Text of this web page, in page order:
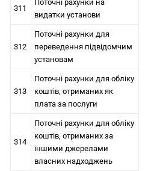
311
Поточні рахунки на
видатки установи
312
Поточні рахунки для
переведення підвідомчим
установам
313
Поточні рахунки для обліку
коштів, отриманих як
плата за послуги
314
Поточні рахунки для обліку
коштів, отриманих за
іншими джерелами
власних надходжень